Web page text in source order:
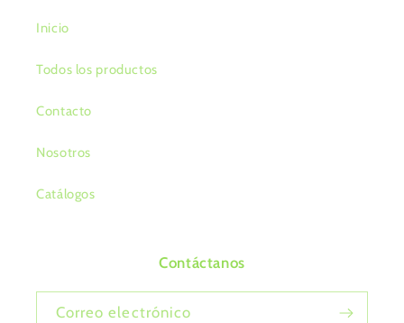
Inicio
Todos los productos
Contacto
Nosotros
Catálogos
Contáctanos
Correo electrónico